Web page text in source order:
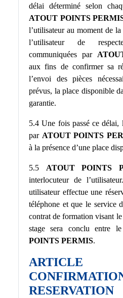
délai déterminé selon
ATOUT POINTS
l’utilisateur au moment de
l’utilisateur de
communiquées par
aux fins de confirmer sa
l’envoi des pièces
prévus, la place disponible
garantie.
5.4 Une fois passé ce délai,
par ATOUT POINTS
à la présence d’une place
5.5 ATOUT POINTS
interlocuteur de
utilisateur effectue une
téléphone et que le service
contrat de formation visant
stage sera conclu entre
POINTS PERMIS.
RESERVATION